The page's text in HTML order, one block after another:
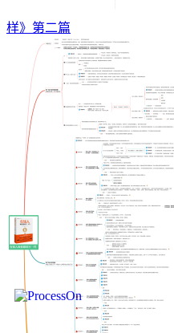
样》第二篇